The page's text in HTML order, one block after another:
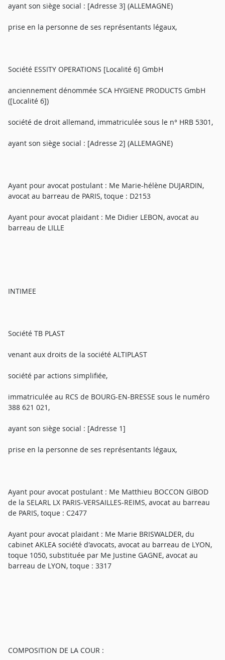
ayant son siège social : [Adresse 3] (ALLEMAGNE)
prise en la personne de ses représentants légaux,
Société ESSITY OPERATIONS [Localité 6] GmbH
anciennement dénommée SCA HYGIENE PRODUCTS GmbH
([Localité 6])
société de droit allemand, immatriculée sous le n° HRB 5301,
ayant son siège social : [Adresse 2] (ALLEMAGNE)
Ayant pour avocat postulant : Me Marie-hélène DUJARDIN,
avocat au barreau de PARIS, toque : D2153
Ayant pour avocat plaidant : Me Didier LEBON, avocat au
barreau de LILLE
INTIMEE
Société TB PLAST
venant aux droits de la société ALTIPLAST
société par actions simplifiée,
immatriculée au RCS de BOURG-EN-BRESSE sous le numéro
388 621 021,
ayant son siège social : [Adresse 1]
prise en la personne de ses représentants légaux,
Ayant pour avocat postulant : Me Matthieu BOCCON GIBOD
de la SELARL LX PARIS-VERSAILLES-REIMS, avocat au barreau
de PARIS, toque : C2477
Ayant pour avocat plaidant : Me Marie BRISWALDER, du
cabinet AKLEA société d'avocats, avocat au barreau de LYON,
toque 1050, substituée par Me Justine GAGNE, avocat au
barreau de LYON, toque : 3317
COMPOSITION DE LA COUR :